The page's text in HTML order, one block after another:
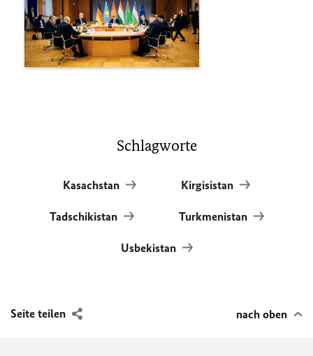
Schlagworte
Kasachstan Kirgisistan
Tadschikistan Turkmenistan
Usbekistan
Seite teilen nach oben